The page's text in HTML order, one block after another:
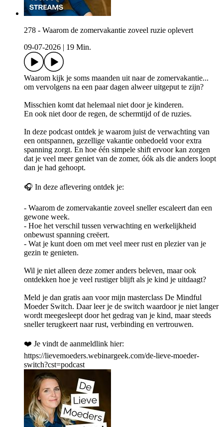
278 - Waarom de zomervakantie zoveel ruzie oplevert
09-07-2026
19 Min.
Waarom kijk je soms maanden uit naar de zomervakantie...
om vervolgens na een paar dagen alweer uitgeput te zijn?
Misschien komt dat helemaal niet door je kinderen.
En ook niet door de regen, de schermtijd of de ruzies.
In deze podcast ontdek je waarom juist de verwachting van
een ontspannen, gezellige vakantie onbedoeld voor extra
spanning zorgt. En hoe één simpele shift ervoor kan zorgen
dat je veel meer geniet van de zomer, óók als die anders loopt
dan je had gehoopt.
🎧 In deze aflevering ontdek je:
- Waarom de zomervakantie zoveel sneller escaleert dan een
gewone week.
- Hoe het verschil tussen verwachting en werkelijkheid
onbewust spanning creëert.
- Wat je kunt doen om met veel meer rust en plezier van je
gezin te genieten.
Wil je niet alleen deze zomer anders beleven, maar ook
ontdekken hoe je veel rustiger blijft als je kind je uitdaagt?
Meld je dan gratis aan voor mijn masterclass De Mindful
Moeder Switch. Daar leer je de switch waardoor je niet langer
wordt meegesleept door het gedrag van je kind, maar steeds
sneller terugkeert naar rust, verbinding en vertrouwen.
❤️ Je vindt de aanmeldlink hier:
https://lievemoeders.webinargeek.com/de-lieve-moeder-
switch?cst=podcast